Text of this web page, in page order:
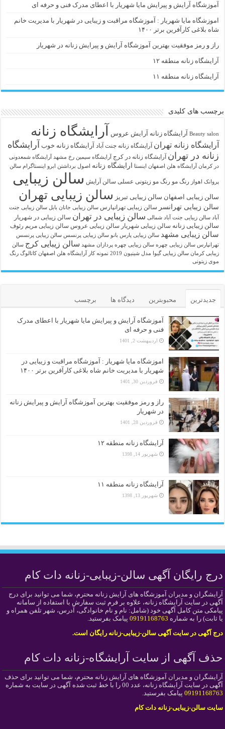
آموزشگاه آرایش و پیرایش مایا شهریار با اعطای مدرک فنی و حرفه ای
اموزشگاه مایا شهریار : آموزشگاه مراقبت و زیبایی در شهریار با مدیریت خانم
شاه بلاغی کارآفرین برتر ۱۴۰۰
راز و رمز موفقیت بهترین آموزشگاه آرایش و پیرایش زنانه در شهریار
آرایشگاه زنانه منطقه ۱۲
آرایشگاه زنانه منطقه ۱۱
برچسب های کلیدی
Beauty salon آرايشگاه زنانه آرایش عروس آرایشگاه زنانه
آرایشگاه زنانه تهران آرایشگاه زنانه جنت آباد آرایشگاه زنانه خوب آرایشگاه
زنانه در تهران آرایشگاه زنانه در کرج آرایشگاه سیمین رخ مشهد
آرایشگاه شمعدونی
در کرمان آرایشگاه هلن اصفهان اینستا ارایشگاه زنانه اصول برداشتن ابرو اینستاگرام سالن
پروانک اهواز رنگ مو رنگ مو زیتونی عسلی سالن آرایش سالن زیبایی
سالن زیبایی اصفهان سالن زیبایی تبریز سالن زیبایی تهران
سالن زیبایی تهرانسر سالن زیبایی تهرانپارس سالن زیبایی جانان بابل سالن زیبایی جنت
آباد سالن زیبایی جنت آباد شمالی سالن زیبایی در تهران سالن زیبایی در شهریار
سالن زیبایی زنانه سالن زیبایی شهریار سالن زیبایی عروس سالن زیبایی مریم رئوف
سالن زیبایی مشهد سالن زیبایی پارس بانو سالن زیبایی پرنسس سالن زیبایی پرنسس
تهرانپارس سالن زیبایی چهره سالن زیبایی چهره پردازان مشهد سالن زیبایی کرج سالن
زیبایی کرمان سالن زیبایی گیوا مدل شینیون 2019 نمونه کار آرایشگاه هلن اصفهان کاتالوگ رنگ
موی زیتونی
جدیدترین محبوبترین دیدگاه ها برچسب
آموزشگاه آرایش و پیرایش مایا شهریار با اعطای مدرک
فنی و حرفه ای
اردیبهشت 2, 1401
اموزشگاه مایا شهریار : آموزشگاه مراقبت و زیبایی در
شهریار با مدیریت خانم شاه بلاغی کارآفرین برتر ۱۴۰۰
فروردین 30, 1401
راز و رمز موفقیت بهترین آموزشگاه آرایش و پیرایش زنانه
در شهریار
فروردین 28, 1401
آرایشگاه زنانه منطقه ۱۲
شهریور 14, 1398
آرایشگاه زنانه منطقه ۱۱
شهریور 13, 1398
درج رایگان آگهی سالن-زیبایی-زنانه دات کام
آرایشگران و مدیران آموزشگاه های آرایش زنانه محترم، شما می توانید برای درج
آگهی در سایت آرایشگاه زنانه، علاوه بر فرم ثبت سفارش با استفاده از سامانه
پیامکی متن کامل آگهی خود (شامل: نام و نام خانوادگی، آدرس، شهر تلفن همراه و
یا ثابت) را به شماره 09191168763 پیامک بفرستید.
درج آگهی در سایت آگهی سالن-زیبایی-زنانه رایگان است.
حذف آگهی از سایت آرایشگاه-زنانه دات کام
آرایشگران و مدیران آموزشگاه های آرایش زنانه محترم، شما می توانید برای حذف
آگهی در سایت آرایشگاه زنانه، عدد 00 را با خط ثبت شده آگهی در سایت به شماره
09191168763 پیامک بفرستید.
سایت سالن-زیبایی-زنانه دات کام